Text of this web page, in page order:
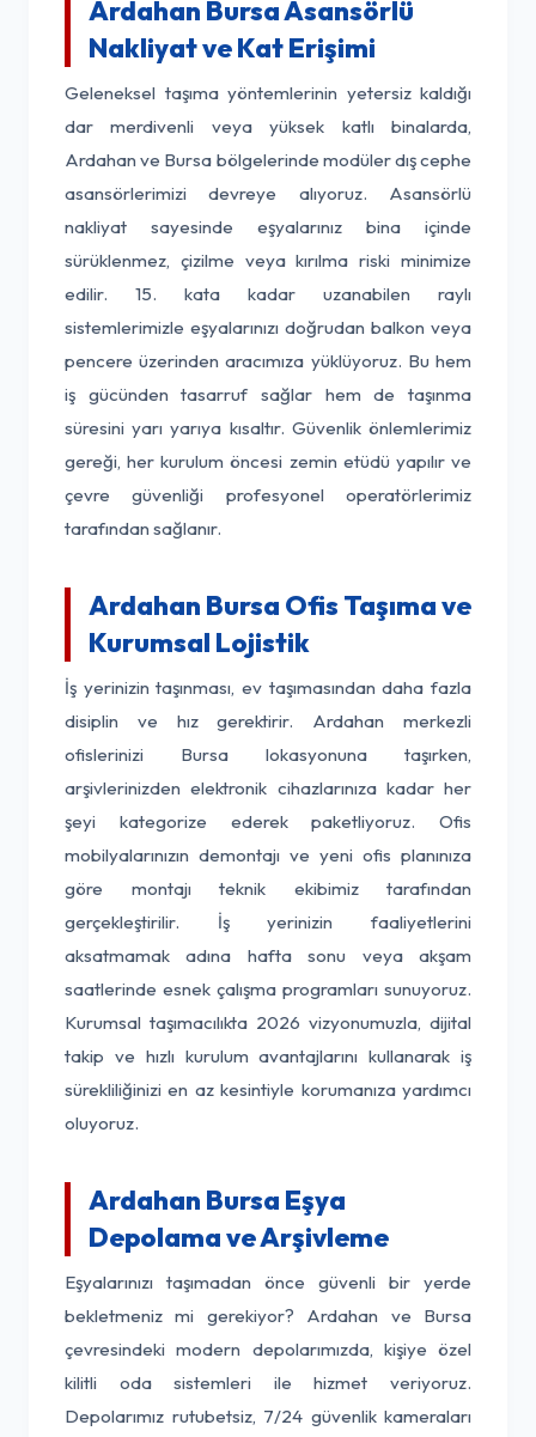
Ardahan Bursa Asansörlü
Nakliyat ve Kat Erişimi
Geleneksel taşıma yöntemlerinin yetersiz kaldığı
dar merdivenli veya yüksek katlı binalarda,
Ardahan ve Bursa bölgelerinde modüler dış cephe
asansörlerimizi devreye alıyoruz. Asansörlü
nakliyat sayesinde eşyalarınız bina içinde
sürüklenmez, çizilme veya kırılma riski minimize
edilir. 15. kata kadar uzanabilen raylı
sistemlerimizle eşyalarınızı doğrudan balkon veya
pencere üzerinden aracımıza yüklüyoruz. Bu hem
iş gücünden tasarruf sağlar hem de taşınma
süresini yarı yarıya kısaltır. Güvenlik önlemlerimiz
gereği, her kurulum öncesi zemin etüdü yapılır ve
çevre güvenliği profesyonel operatörlerimiz
tarafından sağlanır.
Ardahan Bursa Ofis Taşıma ve
Kurumsal Lojistik
İş yerinizin taşınması, ev taşımasından daha fazla
disiplin ve hız gerektirir. Ardahan merkezli
ofislerinizi Bursa lokasyonuna taşırken,
arşivlerinizden elektronik cihazlarınıza kadar her
şeyi kategorize ederek paketliyoruz. Ofis
mobilyalarınızın demontajı ve yeni ofis planınıza
göre montajı teknik ekibimiz tarafından
gerçekleştirilir. İş yerinizin faaliyetlerini
aksatmamak adına hafta sonu veya akşam
saatlerinde esnek çalışma programları sunuyoruz.
Kurumsal taşımacılıkta 2026 vizyonumuzla, dijital
takip ve hızlı kurulum avantajlarını kullanarak iş
sürekliliğinizi en az kesintiyle korumanıza yardımcı
oluyoruz.
Ardahan Bursa Eşya
Depolama ve Arşivleme
Eşyalarınızı taşımadan önce güvenli bir yerde
bekletmeniz mi gerekiyor? Ardahan ve Bursa
çevresindeki modern depolarımızda, kişiye özel
kilitli oda sistemleri ile hizmet veriyoruz.
Depolarımız rutubetsiz, 7/24 güvenlik kameraları